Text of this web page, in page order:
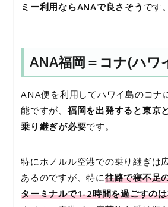
ミー利用ならANAで良さそう です。
ANA福岡＝コナ(ハワ
ANA便を利用してハワイ島のコナ
能ですが、 福岡を出発すると東京
乗り継ぎが必要です。
特にホノルル空港での乗り継ぎは
あるのですが、特に往路で寝不足
ターミナルで1-2時間を過ごすの